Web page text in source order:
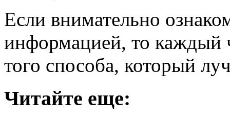
Если внимательно
информацией, то каждый
того способа, который
Читайте еще: